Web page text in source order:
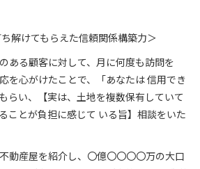
解けてもらえた信頼関係構築力＞
ある顧客に対して、月に何度も訪問を
を心がけたことで、「あなたは 信用でき
らい、【実は、土地を複数保有していて
ことが負担に感じて いる旨】相談をいた
動産屋を紹介し、〇億〇〇〇〇万の大口